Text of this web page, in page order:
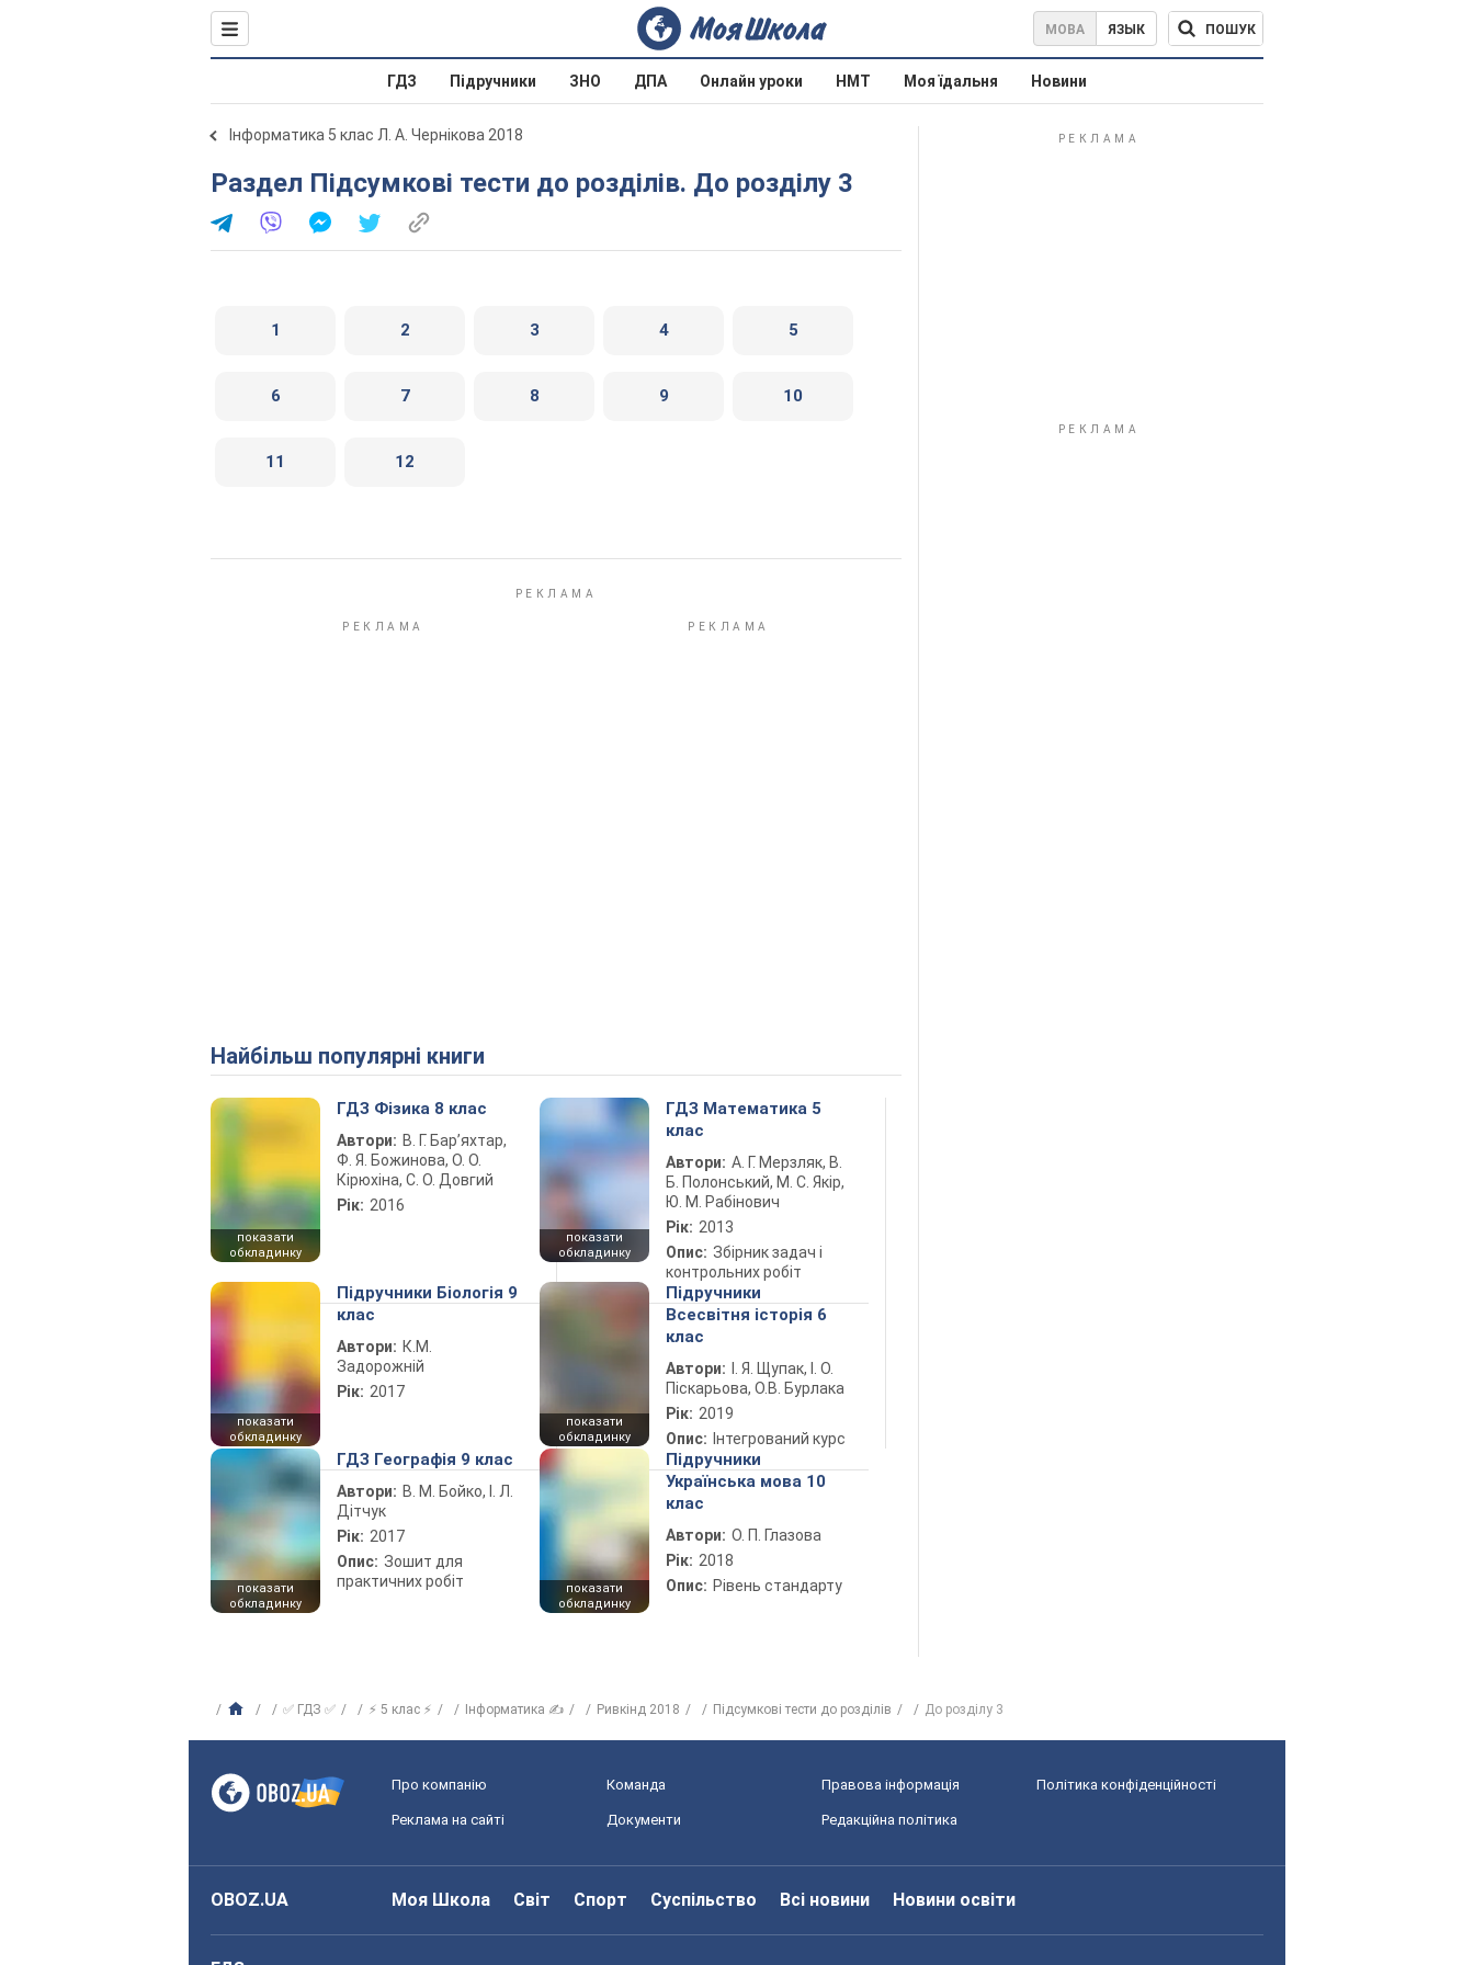
МОВА ЯЗЫК ПОШУК
ГДЗ Підручники ЗНО ДПА Онлайн уроки НМТ Моя їдальня Новини
Інформатика 5 клас Л. А. Чернікова 2018
Раздел Підсумкові тести до розділів. До розділу 3
1 2 3 4 5
6 7 8 9 10
11 12
Найбільш популярні книги
показати
обкладинку
ГДЗ Фізика 8 клас
Автори: В. Г. Бар’яхтар,
Ф. Я. Божинова, О. О.
Кірюхіна, С. О. Довгий
Рік: 2016
показати
обкладинку
ГДЗ Математика 5
клас
Автори: А. Г. Мерзляк, В.
Б. Полонський, М. С. Якір,
Ю. М. Рабінович
Рік: 2013
Опис: Збірник задач і
контрольних робіт
показати
обкладинку
Підручники Біологія 9
клас
Автори: К.М.
Задорожній
Рік: 2017
показати
обкладинку
Підручники
Всесвітня історія 6
клас
Автори:
І. Я. Щупак, І. О.
Піскарьова, О.В. Бурлака
Рік: 2019
Опис: Інтегрований курс
показати
обкладинку
ГДЗ Географія 9 клас
Автори: В. М. Бойко, І. Л.
Дітчук
Рік: 2017
Опис: Зошит для
практичних робіт
показати
обкладинку
Підручники
Українська мова 10
клас
Автори: О. П. Глазова
Рік: 2018
Опис: Рівень стандарту
✅ ГДЗ ✅ ⚡ 5 клас ⚡ Інформатика ✍ Ривкінд 2018 Підсумкові тести до розділів До розділу 3
Про компанію Команда Правова інформація Політика конфіденційності
Реклама на сайті Документи Редакційна політика
OBOZ.UA Моя Школа Світ Спорт Суспільство Всі новини Новини освіти